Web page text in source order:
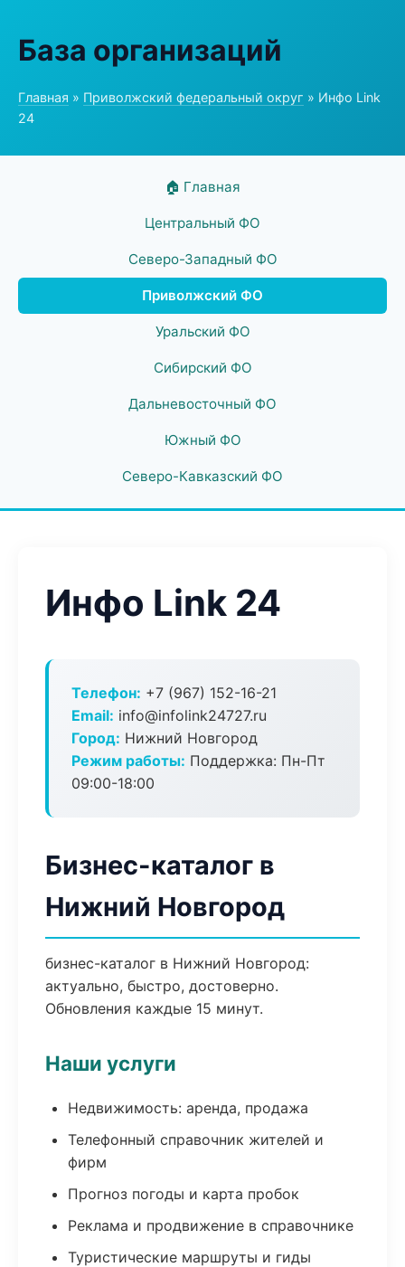
База организаций
Главная » Приволжский федеральный округ » Инфо Link
24
🏠 Главная
Центральный ФО
Северо-Западный ФО
Приволжский ФО
Уральский ФО
Сибирский ФО
Дальневосточный ФО
Южный ФО
Северо-Кавказский ФО
Инфо Link 24
Телефон: +7 (967) 152-16-21
Email: info@infolink24727.ru
Город: Нижний Новгород
Режим работы: Поддержка: Пн-Пт
09:00-18:00
Бизнес-каталог в
Нижний Новгород
бизнес-каталог в Нижний Новгород:
актуально, быстро, достоверно.
Обновления каждые 15 минут.
Наши услуги
Недвижимость: аренда, продажа
Телефонный справочник жителей и
фирм
Прогноз погоды и карта пробок
Реклама и продвижение в справочнике
Туристические маршруты и гиды